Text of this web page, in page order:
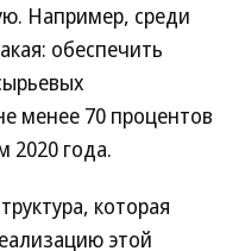
Например, среди
обеспечить
менее 70 процентов
2020 года.
которая
этой